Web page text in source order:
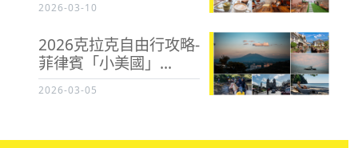
2026-03-10
2026克拉克自由行攻略-
菲律賓「小美國」...
2026-03-05